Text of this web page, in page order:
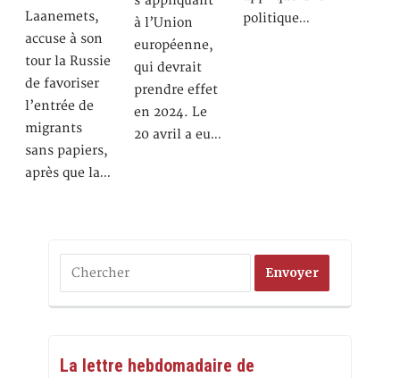
Laanemets,
accuse à son
tour la Russie
de favoriser
l’entrée de
migrants
sans papiers,
après que la…
à l’Union
européenne,
qui devrait
prendre effet
en 2024. Le
20 avril a eu…
politique…
La lettre hebdomadaire de